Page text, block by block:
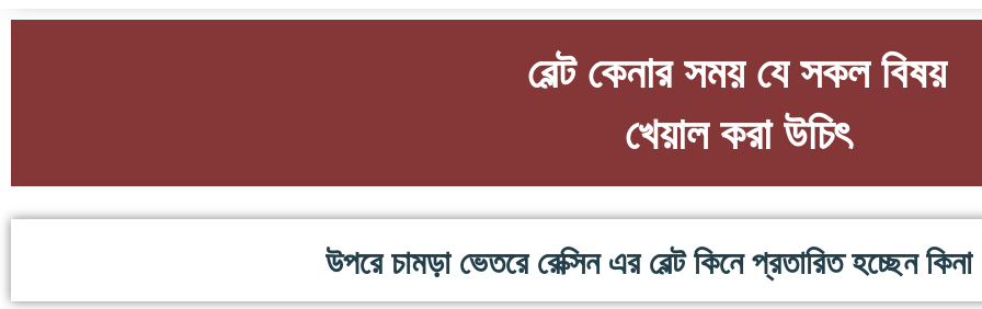
বেল্ট কেনার সময় যে সকল বিষয়
খেয়াল করা উচিৎ
উপরে চামড়া ভেতরে রেক্সিন এর বেল্ট কিনে প্রতারিত হচ্ছেন